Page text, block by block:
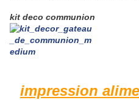
kit deco communion
impression